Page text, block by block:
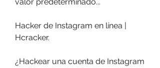
Hacker de Instagram en línea |
Hcracker.
¿Hackear una cuenta de Instagram